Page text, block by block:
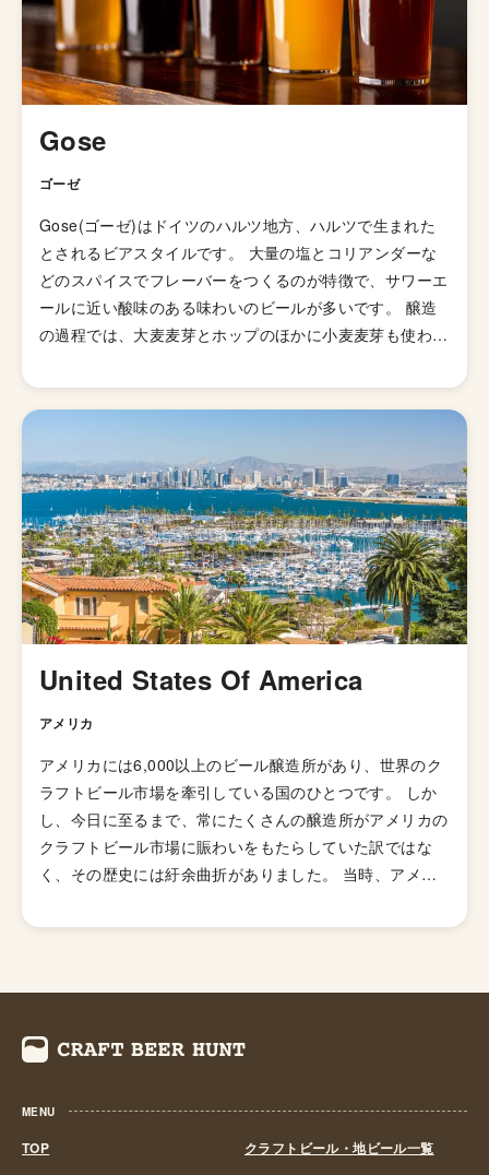
思いからModern Times Beerと名付けられたそうです。
ビールの名前も様々なユートピアにちなんだものになって
います。
Gose
ゴーゼ
Gose(ゴーゼ)はドイツのハルツ地方、ハルツで生まれた
とされるビアスタイルです。 大量の塩とコリアンダーな
どのスパイスでフレーバーをつくるのが特徴で、サワーエ
ールに近い酸味のある味わいのビールが多いです。 醸造
の過程では、大麦麦芽とホップのほかに小麦麦芽も使わ
ます。 上面発酵で造られるエール系のビールですが、乳
酸菌による発酵も行われるため、乳酸菌発酵由来の酸味が
スに注いだ際にもちっとした豊かな泡立ちになるのも特徴
です。
United States Of America
アメリカ
アメリカには6,000以上のビール醸造所があり、世界のク
ラフトビール市場を牽引している国のひとつです。 しか
し、今日に至るまで、常にたくさんの醸造所がアメリカの
クラフトビール市場に賑わいをもたらしていた訳ではな
く、その歴史には紆余曲折がありました。 当時、アメリ
箇所もありました。しかし、1920年から1933年にかけ
人消費のためにビールの自家醸造を始めていました。その
中、企業家精神を持った人々によってビジネスモデルが見
火付け役の一人となったのがカリフォルニア州にニューア
ルビオン醸造所を設立したジャック・マコーリフです。彼
MENU
TOP クラフトビール・地ビール一覧